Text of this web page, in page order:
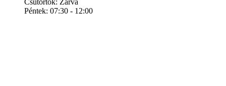
Csütörtök: Zárva
Péntek: 07:30 - 12:00